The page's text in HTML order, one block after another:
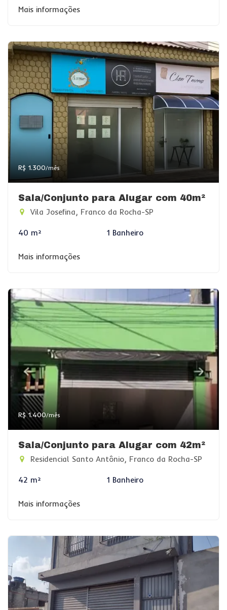
Mais informações
R$ 1.300/mês
Sala/Conjunto para Alugar com 40m²
Vila Josefina, Franco da Rocha-SP
40 m² 1 Banheiro
Mais informações
R$ 1.400/mês
Sala/Conjunto para Alugar com 42m²
Residencial Santo Antônio, Franco da Rocha-SP
42 m² 1 Banheiro
Mais informações